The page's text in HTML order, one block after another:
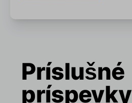
Príslušné
príspevky